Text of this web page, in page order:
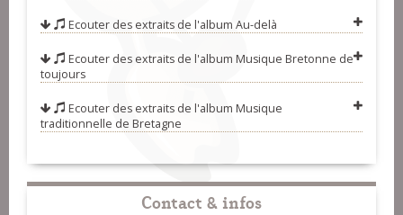
09-A La Porte A Marianne - Gwenola
Ropars
10-Dagda - Glaz
12-Kest Ar Sonerien - Soïg Sibéril
Manchon
14-Laridé-Gavotte - Carré-Manchot
Ecouter des extraits de l'album Au-delà
Ecouter des extraits de l'album Musique Bretonne de
toujours
Ecouter des extraits de l'album Musique
traditionnelle de Bretagne
Contact & infos